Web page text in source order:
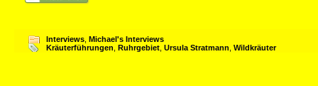
Interviews Michael's Interviews
Kräuterführungen Ruhrgebiet Ursula Stratmann Wildkräuter